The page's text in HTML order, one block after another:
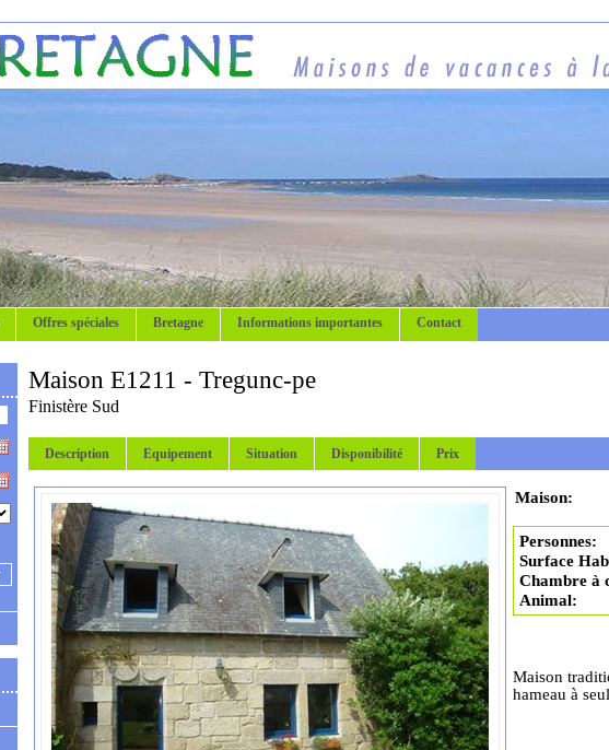
Offres spéciales Bretagne Informations importantes Contact
Maison E1211 - Tregunc-pe
Finistère Sud
Description Equipement Situation Disponibilité Prix
Maison:
Personnes:
Surface
Chambre à
Animal:
Maison
hameau à